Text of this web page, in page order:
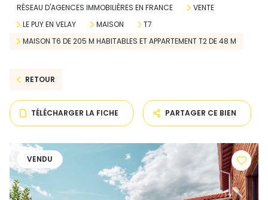
RÉSEAU D'AGENCES IMMOBILIÈRES EN FRANCE
VENTE
LE PUY EN VELAY
MAISON
T7
MAISON T6 DE 205 M HABITABLES ET APPARTEMENT T2 DE 48 M
RETOUR
TÉLÉCHARGER LA FICHE PARTAGER CE BIEN
VENDU